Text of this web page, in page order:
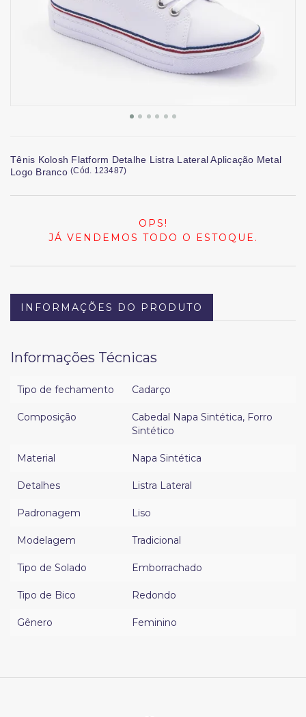
Tênis Kolosh Flatform Detalhe Listra Lateral Aplicação Metal
Logo Branco (Cód. 123487)
OPS!
JÁ VENDEMOS TODO O ESTOQUE.
INFORMAÇÕES DO PRODUTO
Informações Técnicas
Tipo de fechamento Cadarço
Composição Cabedal Napa Sintética, Forro
Sintético
Material Napa Sintética
Detalhes Listra Lateral
Padronagem Liso
Modelagem Tradicional
Tipo de Solado Emborrachado
Tipo de Bico Redondo
Gênero Feminino